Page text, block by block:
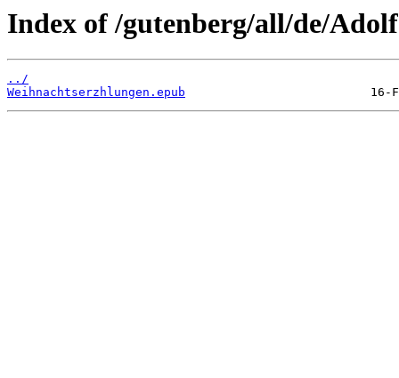
Index of /gutenberg/all/de/
../
Weihnachtserzhlungen.epub